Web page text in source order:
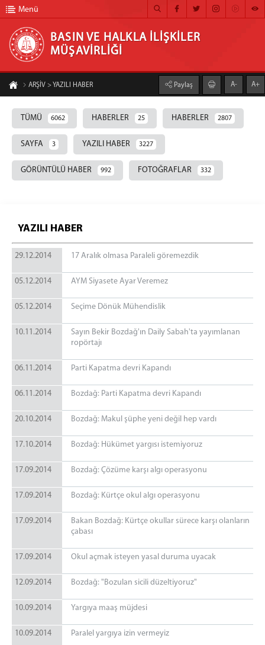
BASIN VE HALKLA İLİŞKİLER MÜŞAVİRLİĞİ
ANA SAYFA
MÜŞAVİRLİĞİMİZ
HABER ARŞİVİ
FOTOĞRAF ARŞİVİ
İLETİŞİM
Menü
BASIN VE HALKLA İLİŞKİLER
MÜŞAVİRLİĞİ
ARŞİV > YAZILI HABER Paylaş A- A+
TÜMÜ 6062 HABERLER 25 HABERLER 2807
SAYFA 3 YAZILI HABER 3227
GÖRÜNTÜLÜ HABER 992 FOTOĞRAFLAR 332
YAZILI HABER
29.12.2014 17 Aralık olmasa Paraleli göremezdik
05.12.2014 AYM Siyasete Ayar Veremez
05.12.2014 Seçime Dönük Mühendislik
10.11.2014
Sayın Bekir Bozdağ'ın Daily Sabah'ta yayımlanan
ropörtajı
06.11.2014 Parti Kapatma devri Kapandı
06.11.2014 Bozdağ: Parti Kapatma devri Kapandı
20.10.2014 Bozdağ: Makul şüphe yeni değil hep vardı
17.10.2014 Bozdağ: Hükümet yargısı istemiyoruz
17.09.2014 Bozdağ: Çözüme karşı algı operasyonu
17.09.2014 Bozdağ: Kürtçe okul algı operasyonu
17.09.2014
Bakan Bozdağ: Kürtçe okullar sürece karşı olanların
çabası
17.09.2014 Okul açmak isteyen yasal duruma uyacak
12.09.2014 Bozdağ: "Bozulan sicili düzeltiyoruz"
10.09.2014 Yargıya maaş müjdesi
10.09.2014 Paralel yargıya izin vermeyiz